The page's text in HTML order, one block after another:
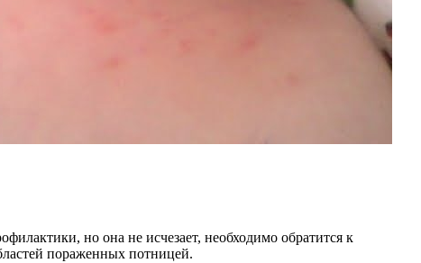
но она не исчезает, необходимо обратится к
пораженных потницей.